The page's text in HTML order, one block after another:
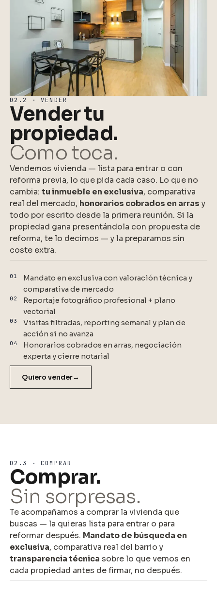
02.2 · VENDER
Vender tu
propiedad.
Como toca.
Vendemos vivienda — lista para entrar o con
reforma previa, lo que pida cada caso. Lo que no
cambia: tu inmueble en exclusiva, comparativa
real del mercado, honorarios cobrados en arras y
todo por escrito desde la primera reunión. Si la
propiedad gana presentándola con propuesta de
reforma, te lo decimos — y la preparamos sin
coste extra.
01
Mandato en exclusiva con valoración técnica y
comparativa de mercado
02
Reportaje fotográfico profesional + plano
vectorial
03
Visitas filtradas, reporting semanal y plan de
acción si no avanza
04
Honorarios cobrados en arras, negociación
experta y cierre notarial
Quiero vender→
02.3 · COMPRAR
Comprar.
Sin sorpresas.
Te acompañamos a comprar la vivienda que
buscas — la quieras lista para entrar o para
reformar después. Mandato de búsqueda en
exclusiva, comparativa real del barrio y
transparencia técnica sobre lo que vemos en
cada propiedad antes de firmar, no después.